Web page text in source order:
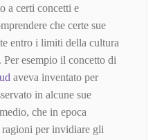
a certi concetti e
che certe sue
entro i limiti della cultura
Per esempio il concetto di
aveva inventato per
in alcune sue
che in epoca
per invidiare gli